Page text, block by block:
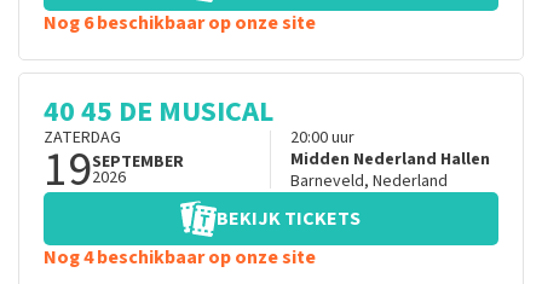
Nog 6 beschikbaar op onze site
40 45 DE MUSICAL
ZATERDAG
19SEPTEMBER
2026
20:00uur
Midden Nederland Hallen
Barneveld, Nederland
BEKIJK TICKETS
Nog 4 beschikbaar op onze site